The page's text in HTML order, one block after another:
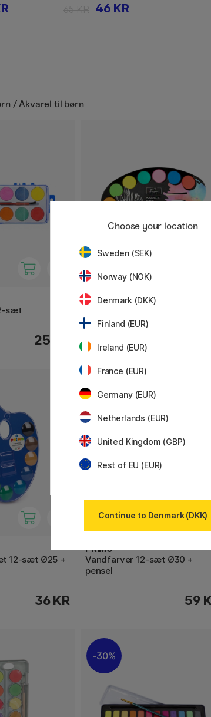
46 KR
/ Akvarel til børn
sæt
25 KR
NASSAU FINE ART
12-sæt Ø25 +
36 KR
PRIMO
Vandfarver 12-sæt Ø30 +
pensel
59
30%
Choose your location
Sweden (SEK)
Norway (NOK)
Denmark (DKK)
Finland (EUR)
Ireland (EUR)
France (EUR)
Germany (EUR)
Netherlands (EUR)
United Kingdom (GBP)
Rest of EU (EUR)
Continue to Denmark (DKK)